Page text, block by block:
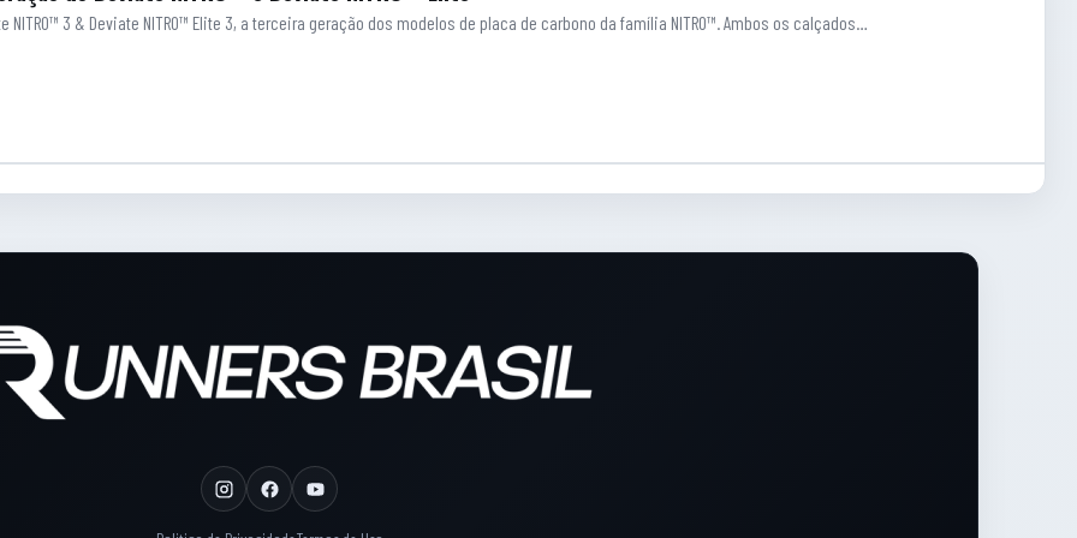
NITRO™ 3 & Deviate NITRO™ Elite 3, a terceira geração dos modelos de placa de carbono da família NITRO™. Ambos os calçados…